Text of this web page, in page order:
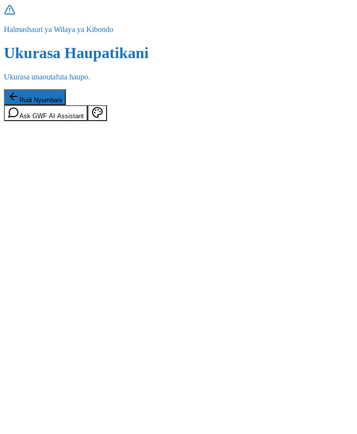
Halmashauri ya Wilaya ya Kibondo
Ukurasa Haupatikani
Ukurasa unaoutafuta haupo.
Rudi Nyumbani
Ask GWF AI Assistant